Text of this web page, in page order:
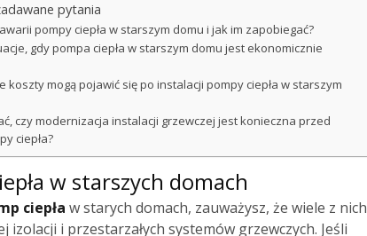
pytania
pompy ciepła w starszym domu i jak im zapobiegać?
gdy pompa ciepła w starszym domu jest ekonomicznie
koszty mogą pojawić się po instalacji pompy ciepła w starszym
czy modernizacja instalacji grzewczej jest konieczna przed
ciepła?
w starszych domach
ciepła w starych domach, zauważysz, że wiele z nich
izolacji i przestarzałych systemów grzewczych. Jeśli